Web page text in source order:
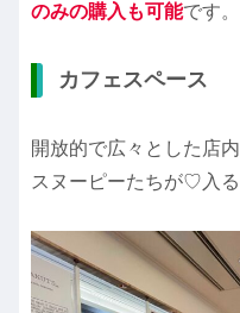
のみの購入も可能です。
カフェスペース
開放的で広々とした店
スヌーピーたちが♡入